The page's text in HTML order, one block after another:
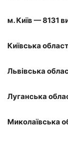
м. Київ — 8131
Київська
Львівська
Луганська
Миколаївська